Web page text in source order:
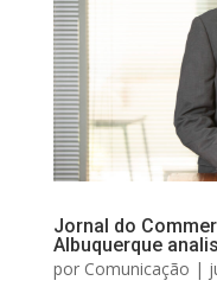
Jornal do
Albuquerque
por Comunicação |